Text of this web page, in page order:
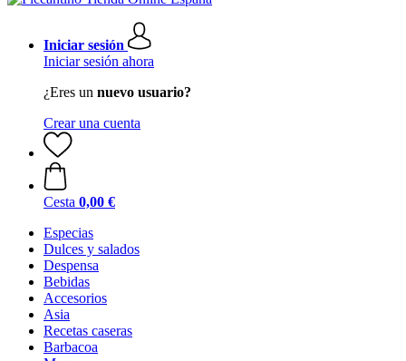
Iniciar sesión
Iniciar sesión ahora
¿Eres un nuevo usuario?
Crear una cuenta
Cesta 0,00 €
Especias
Dulces y salados
Despensa
Bebidas
Accesorios
Asia
Recetas caseras
Barbacoa